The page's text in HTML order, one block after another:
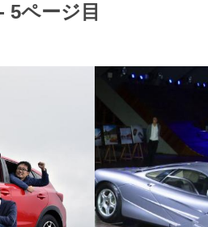
5ページ目